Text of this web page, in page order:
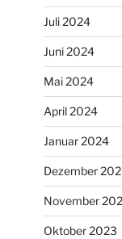
Juli 2024
Juni 2024
Mai 2024
April 2024
Januar 2024
Dezember
November
Oktober 2023